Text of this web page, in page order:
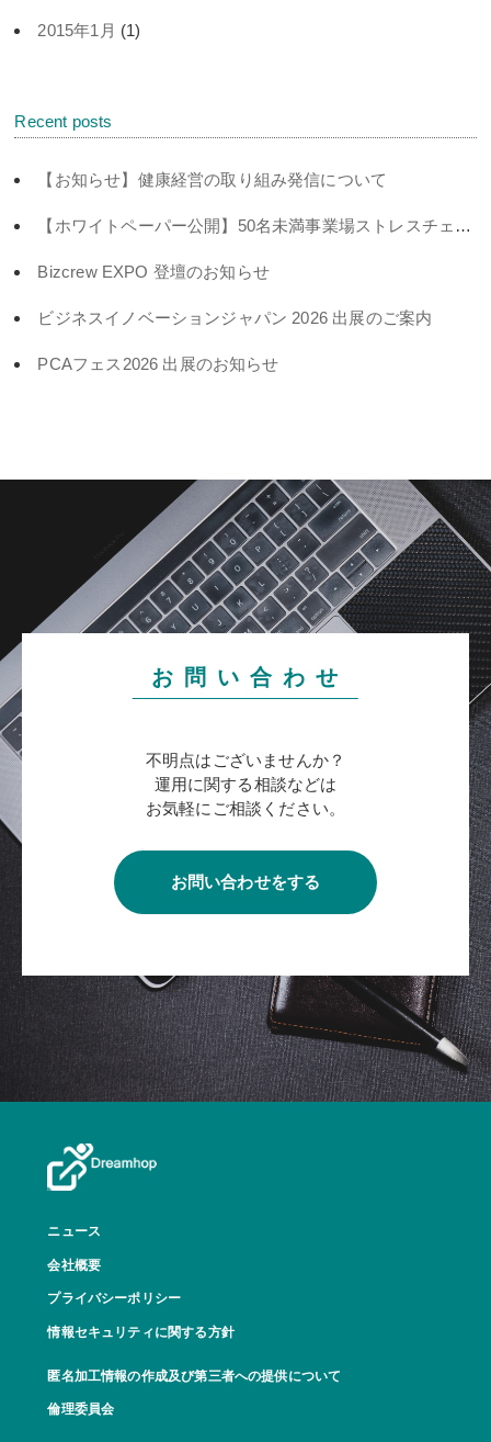
2015年1月 (1)
Recent posts
【お知らせ】健康経営の取り組み発信について
【ホワイトペーパー公開】50名未満事業場ストレスチェック義務化対策
Bizcrew EXPO 登壇のお知らせ
ビジネスイノベーションジャパン 2026 出展のご案内
PCAフェス2026 出展のお知らせ
お 問 い 合 わ せ
不明点はございませんか？
運用に関する相談などは
お気軽にご相談ください。
お問い合わせをする
ニュース
会社概要
プライバシーポリシー
情報セキュリティに関する方針
匿名加工情報の作成及び第三者への提供について
倫理委員会